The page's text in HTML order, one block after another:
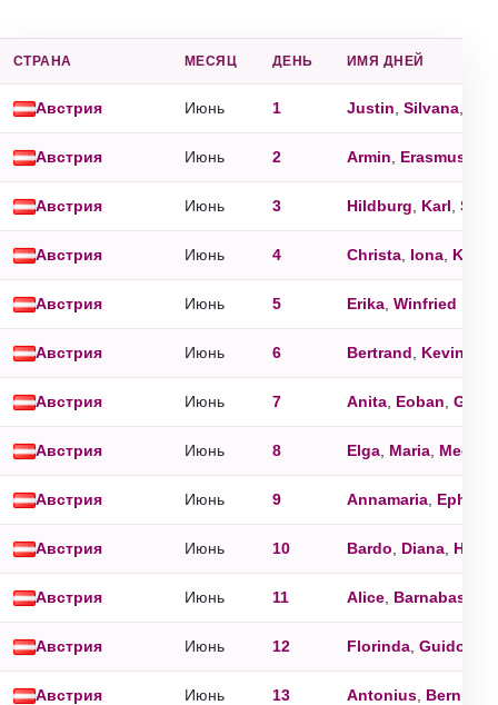
СТРАНА МЕСЯЦ ДЕНЬ ИМЯ ДНЕЙ
Австрия Июнь 1 Justin Silvana
Австрия Июнь 2 Armin Erasmus
Австрия Июнь 3 Hildburg Karl
Австрия Июнь 4 Christa Iona
Австрия Июнь 5 Erika Winfried
Австрия Июнь 6 Bertrand Kevin
Австрия Июнь 7 Anita Eoban
Австрия Июнь 8 Elga Maria
Австрия Июнь 9 Annamaria Ephraim
Австрия Июнь 10 Bardo Diana
Австрия Июнь 11 Alice Barnabas
Австрия Июнь 12 Florinda Guido
Австрия Июнь 13 Antonius Bernhard